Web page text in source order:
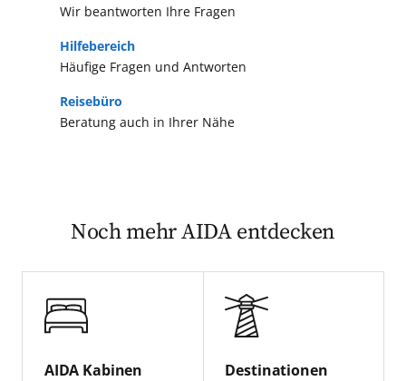
Häufige Fragen und Antworten
Hilfebereich
Wir beantworten Ihre Fragen
Beratung auch in Ihrer Nähe
Reisebüro
Noch mehr AIDA entdecken
AIDA Kabinen Destinationen